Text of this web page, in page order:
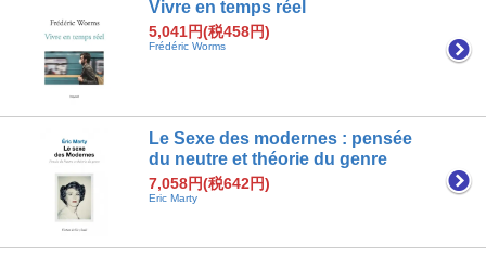
Vivre en temps réel
5,041円(税458円)
Frédéric Worms
Le Sexe des modernes : pensée
du neutre et théorie du genre
7,058円(税642円)
Eric Marty